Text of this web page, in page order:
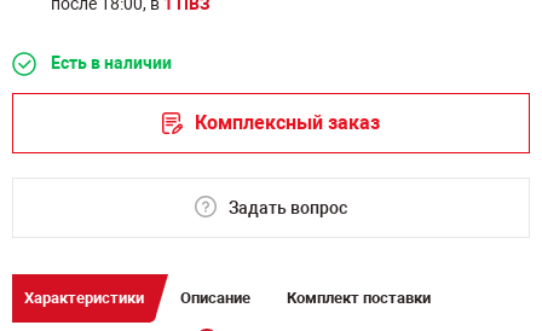
Есть в наличии
Комплексный заказ
Задать вопрос
Характеристики Описание Комплект поставки